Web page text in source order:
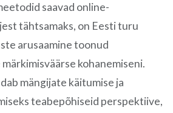
saavad online-
tähtsamaks, on Eesti turu
arusaamine toonud
kohanemiseni.
mängijate käitumise ja
teabepõhiseid perspektiive,